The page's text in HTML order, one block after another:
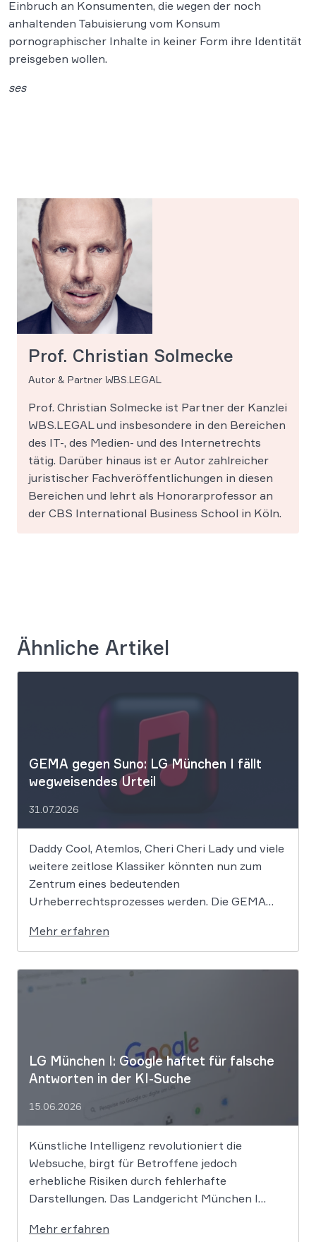
Einbruch an Konsumenten, die wegen der noch
anhaltenden Tabuisierung vom Konsum
pornographischer Inhalte in keiner Form ihre Identität
preisgeben wollen.
ses
Prof. Christian Solmecke
Autor & Partner WBS.LEGAL
Prof. Christian Solmecke ist Partner der Kanzlei
WBS.LEGAL und insbesondere in den Bereichen
des IT-, des Medien- und des Internetrechts
tätig. Darüber hinaus ist er Autor zahlreicher
juristischer Fachveröffentlichungen in diesen
Bereichen und lehrt als Honorarprofessor an
der CBS International Business School in Köln.
Ähnliche Artikel
GEMA gegen Suno: LG München I fällt
wegweisendes Urteil
31.07.2026
Daddy Cool, Atemlos, Cheri Cheri Lady und viele
weitere zeitlose Klassiker könnten nun zum
Zentrum eines bedeutenden
Urheberrechtsprozesses werden. Die GEMA
die Rechte ihrer Mitglieder verteidigen. Dem
Unternehmen hinter der populären KI-Musik-
App werden massive
Urheberrechtsverletzungen vorgeworfen. Die
Mehr erfahren
LG München I: Google haftet für falsche
Antworten in der KI-Suche
15.06.2026
Künstliche Intelligenz revolutioniert die
Websuche, birgt für Betroffene jedoch
erhebliche Risiken durch fehlerhafte
Darstellungen. Das Landgericht München I
rechtliche Grenzen. Werden durch die
Mehr erfahren